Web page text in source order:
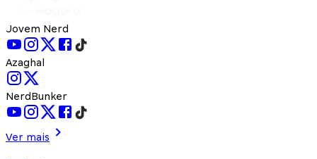
Jovem Nerd
Azaghal
NerdBunker
Ver mais